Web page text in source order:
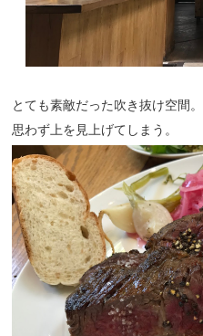
とても素敵だった吹き抜け空間。
思わず上を見上げてしまう。